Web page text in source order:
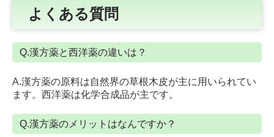
症状
当店のモットー
カウンセリング
よくある質問
よくある質問
Q.漢方薬と西洋薬の違いは？
A.漢方薬の原料は自然界の草根木皮が主に用いられてい
ます。西洋薬は化学合成品が主です。
Q.漢方薬のメリットはなんですか？